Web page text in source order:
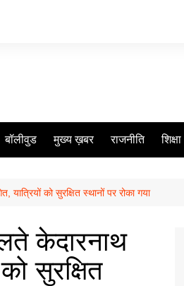
बॉलीवुड मुख्य ख़बर राजनीति शिक्षा
को सुरक्षित स्थानों पर रोका गया
केदारनाथ
सुरक्षित